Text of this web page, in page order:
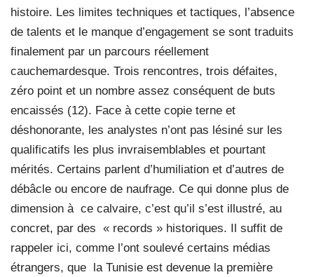
histoire. Les limites techniques et tactiques, l’absence
de talents et le manque d’engagement se sont traduits
finalement par un parcours réellement
cauchemardesque. Trois rencontres, trois défaites,
zéro point et un nombre assez conséquent de buts
encaissés (12). Face à cette copie terne et
déshonorante, les analystes n’ont pas lésiné sur les
qualificatifs les plus invraisemblables et pourtant
mérités. Certains parlent d’humiliation et d’autres de
débâcle ou encore de naufrage. Ce qui donne plus de
dimension à ce calvaire, c’est qu’il s’est illustré, au
concret, par des « records » historiques. Il suffit de
rappeler ici, comme l’ont soulevé certains médias
étrangers, que la Tunisie est devenue la première